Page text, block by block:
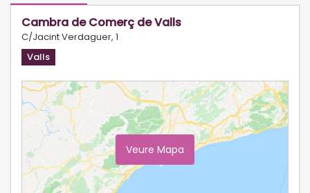
Cambra de Comerç de Valls
C/Jacint Verdaguer, 1
Valls
Veure Mapa